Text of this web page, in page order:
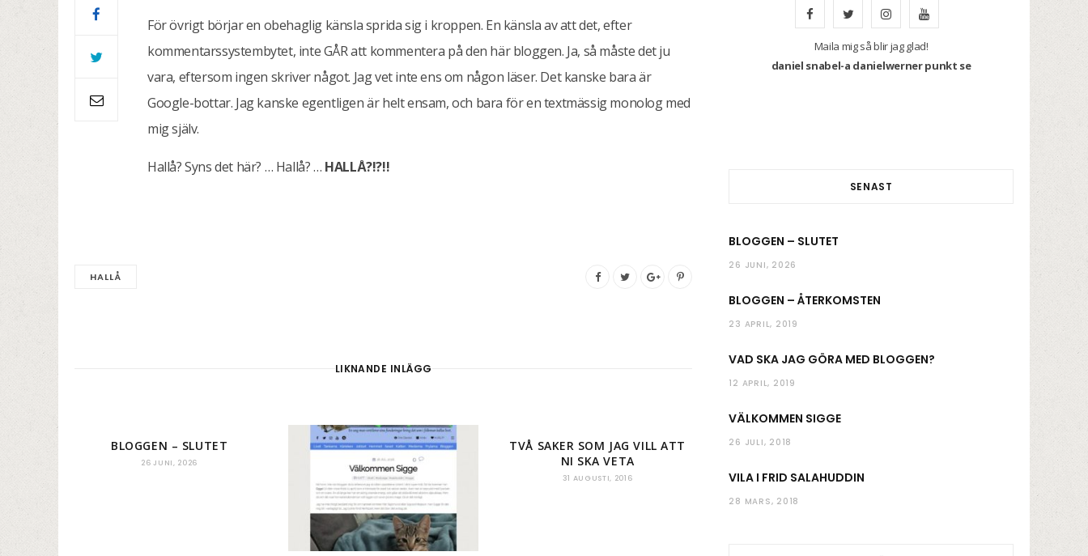
För övrigt börjar en obehaglig känsla sprida sig i kroppen. En känsla av att det, efter
kommentarssystembytet, inte GÅR att kommentera på den här bloggen. Ja, så måste det ju
vara, eftersom ingen skriver något. Jag vet inte ens om någon läser. Det kanske bara är
Google-bottar. Jag kanske egentligen är helt ensam, och bara för en textmässig monolog med
mig själv.
Hallå? Syns det här? … Hallå? … HALLÅ?!?!!
HALLÅ
LIKNANDE INLÄGG
BLOGGEN – SLUTET
26 JUNI, 2026
TVÅ SAKER SOM JAG VILL ATT
NI SKA VETA
31 AUGUSTI, 2016
a
c
T
w
i
r
I
n
s
Y
u
Maila mig så blir jag glad!
daniel snabel-a danielwerner punkt se
SENAST
BLOGGEN – SLUTET
26 JUNI, 2026
BLOGGEN – ÅTERKOMSTEN
23 APRIL, 2019
VAD SKA JAG GÖRA MED BLOGGEN?
12 APRIL, 2019
VÄLKOMMEN SIGGE
26 JULI, 2018
VILA I FRID SALAHUDDIN
28 MARS, 2018